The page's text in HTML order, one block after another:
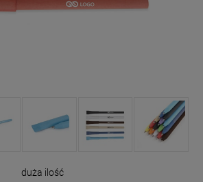
duża ilość